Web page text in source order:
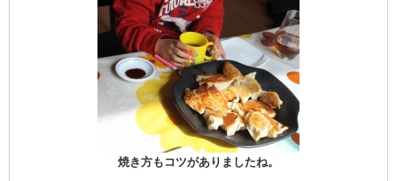
焼き方もコツがありましたね。